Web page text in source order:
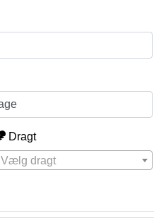
Dragt
Vælg dragt